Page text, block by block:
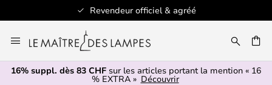
Revendeur officiel & agréé
au
contenu
16% suppl. dès 83 CHF sur les articles portant la mention « 16
% EXTRA » Découvrir